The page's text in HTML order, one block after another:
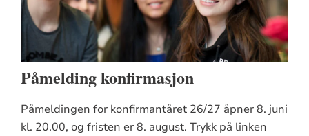
Påmelding konfirmasjon
Påmeldingen for konfirmantåret 26/27 åpner 8. juni
kl. 20.00, og fristen er 8. august. Trykk på linken